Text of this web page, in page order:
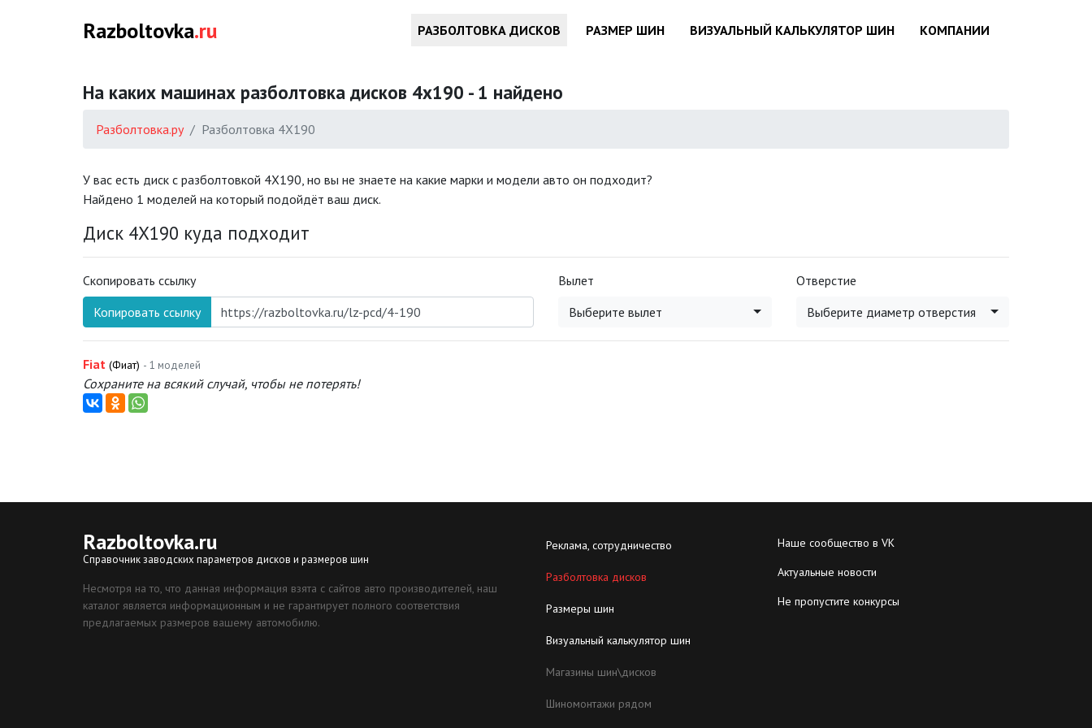
Razboltovka.ru РАЗБОЛТОВКА ДИСКОВ РАЗМЕР ШИН ВИЗУАЛЬНЫЙ КАЛЬКУЛЯТОР ШИН КОМПАНИИ
На каких машинах разболтовка дисков 4x190 - 1 найдено
Разболтовка.ру Разболтовка 4X190
У вас есть диск с разболтовкой 4X190, но вы не знаете на какие марки и модели авто он подходит?
Найдено 1 моделей на который подойдёт ваш диск.
Диск 4X190 куда подходит
Скопировать ссылку
Копировать ссылку
Вылет
Выберите вылет
Отверстие
Выберите диаметр отверстия
Fiat (Фиат) - 1 моделей
Сохраните на всякий случай, чтобы не потерять!
Razboltovka.ru
Справочник заводских параметров дисков и размеров шин
Несмотря на то, что данная информация взята с сайтов авто производителей, наш
каталог является информационным и не гарантирует полного соответствия
предлагаемых размеров вашему автомобилю.
Реклама, сотрудничество
Разболтовка дисков
Размеры шин
Визуальный калькулятор шин
Магазины шин\дисков
Шиномонтажи рядом
Наше сообщество в VK
Актуальные новости
Не пропустите конкурсы